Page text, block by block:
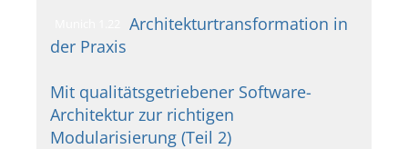
Architekturtransformation in
der Praxis
Mit qualitätsgetriebener Software-
Architektur zur richtigen
Modularisierung (Teil 2)